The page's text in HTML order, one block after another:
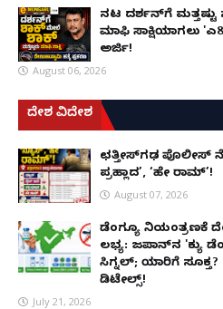
ನಟ ದರ್ಶನ್‌ಗೆ ಮತ್ತಷ್ಟು
ಮಾಫಿ ಸಾಕ್ಷಿಯಾಗಲು
ಅರ್ಜಿ!
August 06, 2026
ದೇಶ ವಿದೇಶ
ಛತ್ತೀಸ್‌ಗಢ ಪೊಲೀಸ್
ಪ್ರಹ್ಲಾದ’, ‘ಹೇ ರಾಮ್’!
August 07, 2026
ಡೆಂಗ್ಯೂ ನಿಯಂತ್ರಣಕ್ಕೆ
ಲಭ್ಯ: ಜಪಾನ್‌ನ 'ಕ್ಯು
ಸಿಗ್ನಲ್; ಯಾರಿಗೆ
ಡಿಟೇಲ್ಸ್!
July 21, 2026